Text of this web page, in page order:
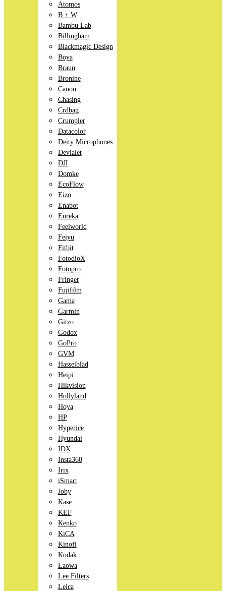
Atomos
B + W
Bambu Lab
Billingham
Blackmagic Design
Boya
Braun
Bronine
Canon
Chasing
Crdbag
Crumpler
Datacolor
Deity Microphones
Devialet
DJI
Domke
EcoFlow
Eizo
Enabot
Eureka
Feelworld
Feiyu
Fitbit
FotodioX
Fotopro
Fringer
Fujifilm
Gama
Garmin
Gitzo
Godox
GoPro
GVM
Hasselblad
Heipi
Hikvision
Hollyland
Hoya
HP
Hyperice
Hyundai
IDX
Insta360
Irix
iSmart
Joby
Kase
KEF
Kenko
KiCA
Kinofi
Kodak
Laowa
Lee Filters
Leica